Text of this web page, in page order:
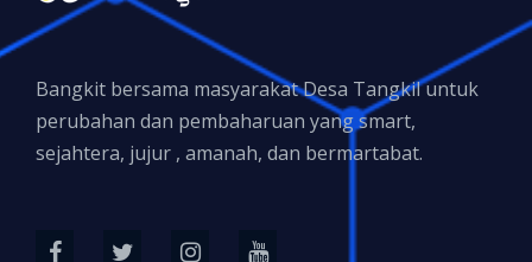
Bangkit bersama masyarakat Desa Tangkil untuk
perubahan dan pembaharuan yang smart,
sejahtera, jujur , amanah, dan bermartabat.